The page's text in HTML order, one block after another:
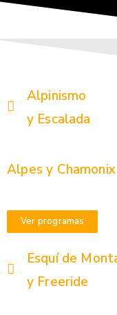
Alpinismo
y Escalada
Alpes y Chamonix
Ver programas
Esquí de
y Freeride